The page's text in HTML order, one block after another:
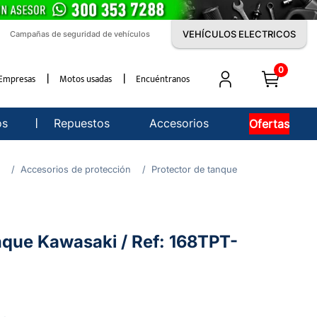
Campañas de seguridad de vehículos VEHÍCULOS ELECTRICOS
Motos usadas Encuéntranos
0
Repuestos Accesorios Ofertas
Accesorios de protección Protector de tanque
Kawasaki / Ref: 168TPT-